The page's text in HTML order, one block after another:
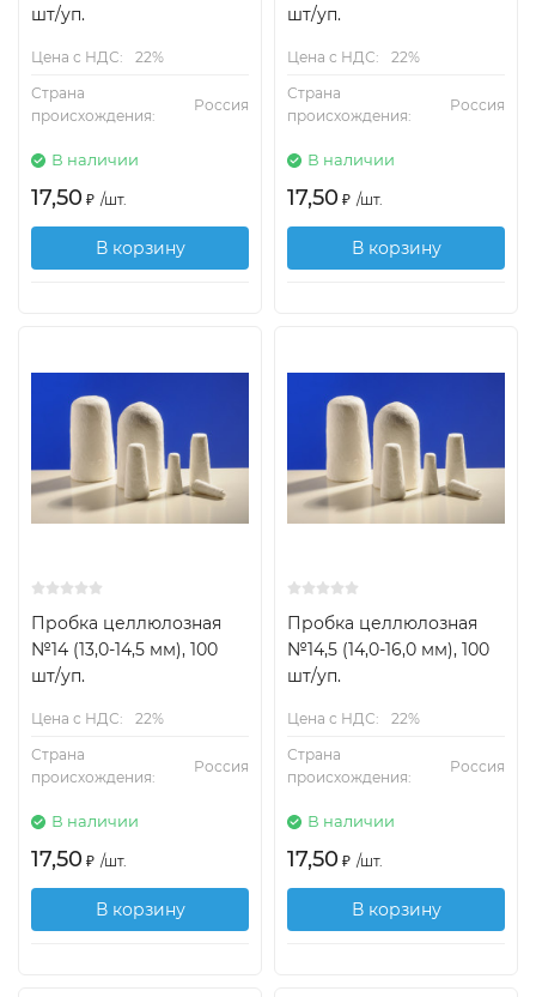
шт/уп.
Цена с НДС:
22%
Страна
происхождения:
Россия
В наличии
17,50 ₽ /шт.
В корзину
шт/уп.
Цена с НДС:
22%
Страна
происхождения:
Россия
В наличии
17,50 ₽ /шт.
В корзину
Пробка целлюлозная
№14 (13,0-14,5 мм), 100
шт/уп.
Цена с НДС:
22%
Страна
происхождения:
Россия
В наличии
17,50 ₽ /шт.
В корзину
Пробка целлюлозная
№14,5 (14,0-16,0 мм), 100
шт/уп.
Цена с НДС:
22%
Страна
происхождения:
Россия
В наличии
17,50 ₽ /шт.
В корзину